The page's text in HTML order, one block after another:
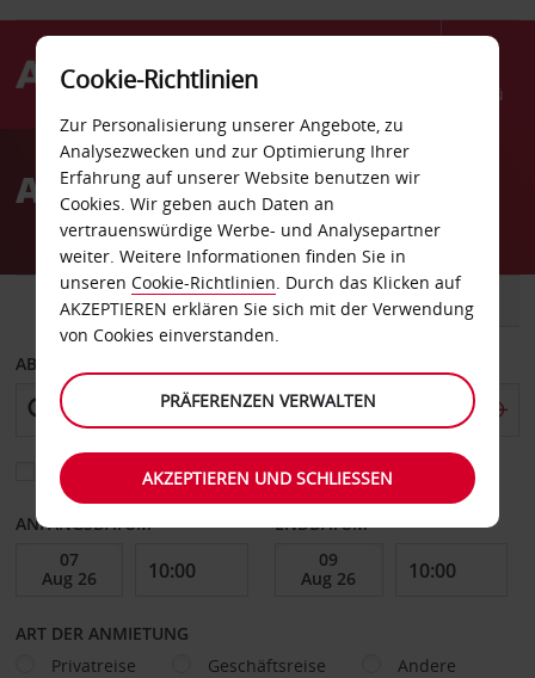
Menü
AvisAutovermietung Limoges
FAHRZEUG TRANSPORTER
ABHOLEN VON
Eine andere Rückgabestation auswählen
ANFANGSDATUM ENDDATUM
ART DER ANMIETUNG
Privatreise
Geschäftsreise Andere
Cookie-Richtlinien
Zur Personalisierung unserer Angebote, zu
Analysezwecken und zur Optimierung Ihrer
Erfahrung auf unserer Website benutzen wir
Cookies. Wir geben auch Daten an
vertrauenswürdige Werbe- und Analysepartner
weiter. Weitere Informationen finden Sie in
unseren Cookie-Richtlinien. Durch das Klicken auf
AKZEPTIEREN erklären Sie sich mit der Verwendung
von Cookies einverstanden.
PRÄFERENZEN VERWALTEN
AKZEPTIEREN UND SCHLIESSEN